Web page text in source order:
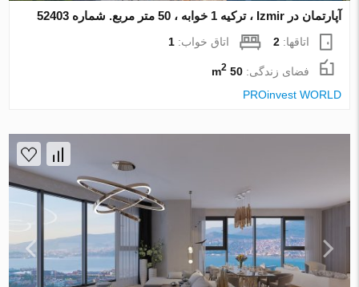
آپارتمان در Izmir ، ترکیه 1 خوابه ، 50 متر مربع. شماره 52403
اتاقها:2 اتاق خواب:1
فضای زندگی:50 m
2
PROinvest WORLD